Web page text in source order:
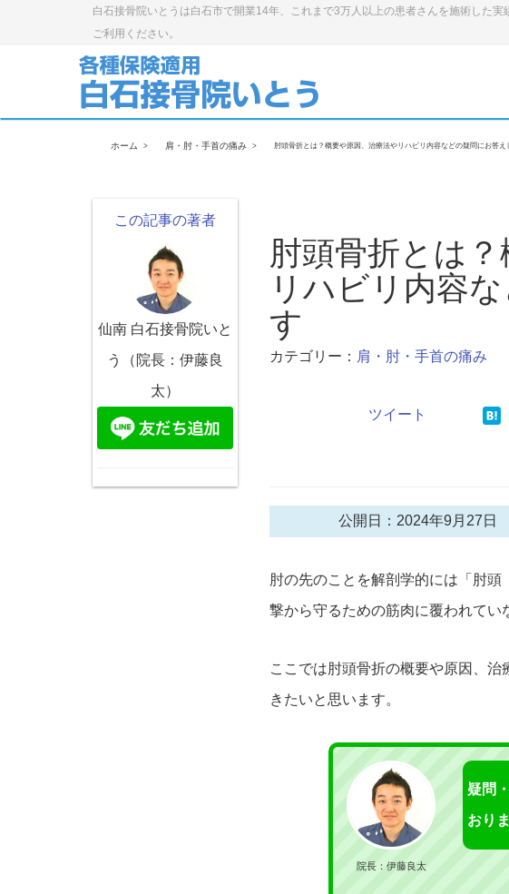
白石接骨院いとうは白石市で開業14年、これまで3万人以上の患者さんを施術した
ご利用ください。
ホーム 肩・肘・手首の痛み 肘頭骨折とは？概要や原因、治療法やリハビリ内容などの疑問にお答え
肘頭骨折とは
リハビリ内容
す
カテゴリー： 肩・肘・手首の痛み
ツイート
公開日：2024年9月27日
肘の先のことを解剖学的には「肘
撃から守るための筋肉に覆われてい
ここでは肘頭骨折の概要や原因、
きたいと思います。
院長：伊藤良太
疑問
おり
この記事の著者
仙南 白石接骨院いと
う（院長：伊藤良
太）